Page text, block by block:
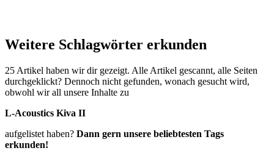
Weitere Schlagwörter erkunden
25 Artikel haben wir dir gezeigt. Alle Artikel gescannt, alle Seiten
durchgeklickt? Dennoch nicht gefunden, wonach gesucht wird,
obwohl wir all unsere Inhalte zu
L-Acoustics Kiva II
aufgelistet haben? Dann gern unsere beliebtesten Tags
erkunden!